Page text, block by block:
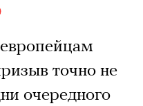
точно не
очередного